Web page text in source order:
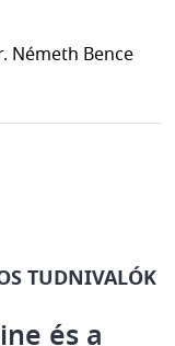
Németh Bence
TUDNIVALÓK
és a